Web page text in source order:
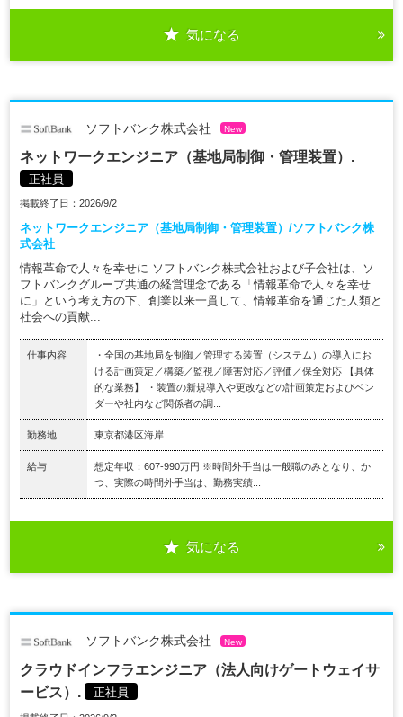
気になる
ソフトバンク株式会社 New
ネットワークエンジニア（基地局制御・管理装置）.
正社員
掲載終了日：2026/9/2
ネットワークエンジニア（基地局制御・管理装置）/ソフトバンク株
式会社
情報革命で人々を幸せに ソフトバンク株式会社および子会社は、ソ
フトバンクグループ共通の経営理念である「情報革命で人々を幸せ
に」という考え方の下、創業以来一貫して、情報革命を通じた人類と
社会への貢献...
仕事内容
・全国の基地局を制御／管理する装置（システム）の導入にお
ける計画策定／構築／監視／障害対応／評価／保全対応 【具体
的な業務】 ・装置の新規導入や更改などの計画策定およびベン
ダーや社内など関係者の調...
勤務地 東京都港区海岸
給与
想定年収：607-990万円 ※時間外手当は一般職のみとなり、か
つ、実際の時間外手当は、勤務実績...
気になる
ソフトバンク株式会社 New
クラウドインフラエンジニア（法人向けゲートウェイサ
ービス）.
正社員